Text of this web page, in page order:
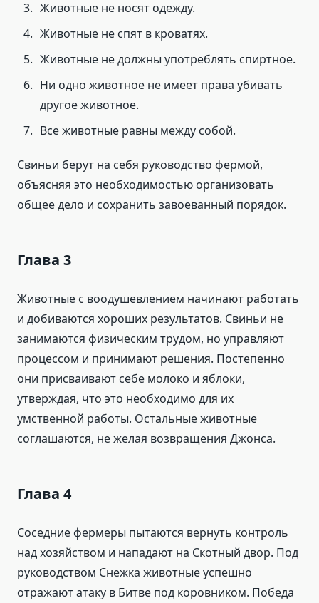
Животные не носят одежду.
Животные не спят в кроватях.
Животные не должны употреблять спиртное.
Ни одно животное не имеет права убивать
другое животное.
Все животные равны между собой.
Свиньи берут на себя руководство фермой,
объясняя это необходимостью организовать
общее дело и сохранить завоеванный порядок.
Глава 3
Животные с воодушевлением начинают работать
и добиваются хороших результатов. Свиньи не
занимаются физическим трудом, но управляют
процессом и принимают решения. Постепенно
они присваивают себе молоко и яблоки,
утверждая, что это необходимо для их
умственной работы. Остальные животные
соглашаются, не желая возвращения Джонса.
Глава 4
Соседние фермеры пытаются вернуть контроль
над хозяйством и нападают на Скотный двор. Под
руководством Снежка животные успешно
отражают атаку в Битве под коровником. Победа